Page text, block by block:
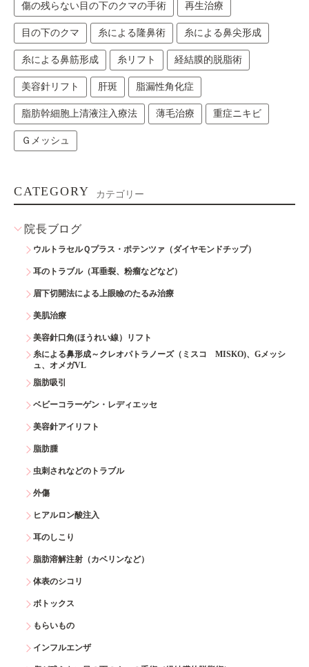
傷の残らない目の下のクマの手術 再生治療
目の下のクマ 糸による隆鼻術 糸による鼻尖形成
糸による鼻筋形成 糸リフト 経結膜的脱脂術
美容針リフト 肝斑 脂漏性角化症
脂肪幹細胞上清液注入療法 薄毛治療 重症ニキビ
Ｇメッシュ
CATEGORY カテゴリー
院長ブログ
ウルトラセルＱプラス・ポテンツァ（ダイヤモンドチップ）
耳のトラブル（耳垂裂、粉瘤などなど）
眉下切開法による上眼瞼のたるみ治療
美肌治療
美容針口角(ほうれい線）リフト
糸による鼻形成～クレオパトラノーズ（ミスコ MISKO)、Gメッシ
ュ、オメガVL
脂肪吸引
ベビーコラーゲン・レディエッセ
美容針アイリフト
脂肪腫
虫刺されなどのトラブル
外傷
ヒアルロン酸注入
耳のしこり
脂肪溶解注射（カベリンなど）
体表のシコリ
ボトックス
もらいもの
インフルエンザ